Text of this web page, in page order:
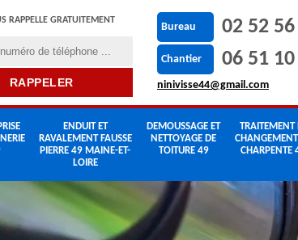
RAPPELLE GRATUITEMENT
Bureau 02 52
Chantier 06 51
ninivisse44@gmail.com
ENDUIT ET
RAVALEMENT FAUSSE
PIERRE 49 MAINE-ET-
LOIRE
DEMOUSSAGE ET
NETTOYAGE DE
TOITURE 49
TRAITEMENT
CHARPENTE